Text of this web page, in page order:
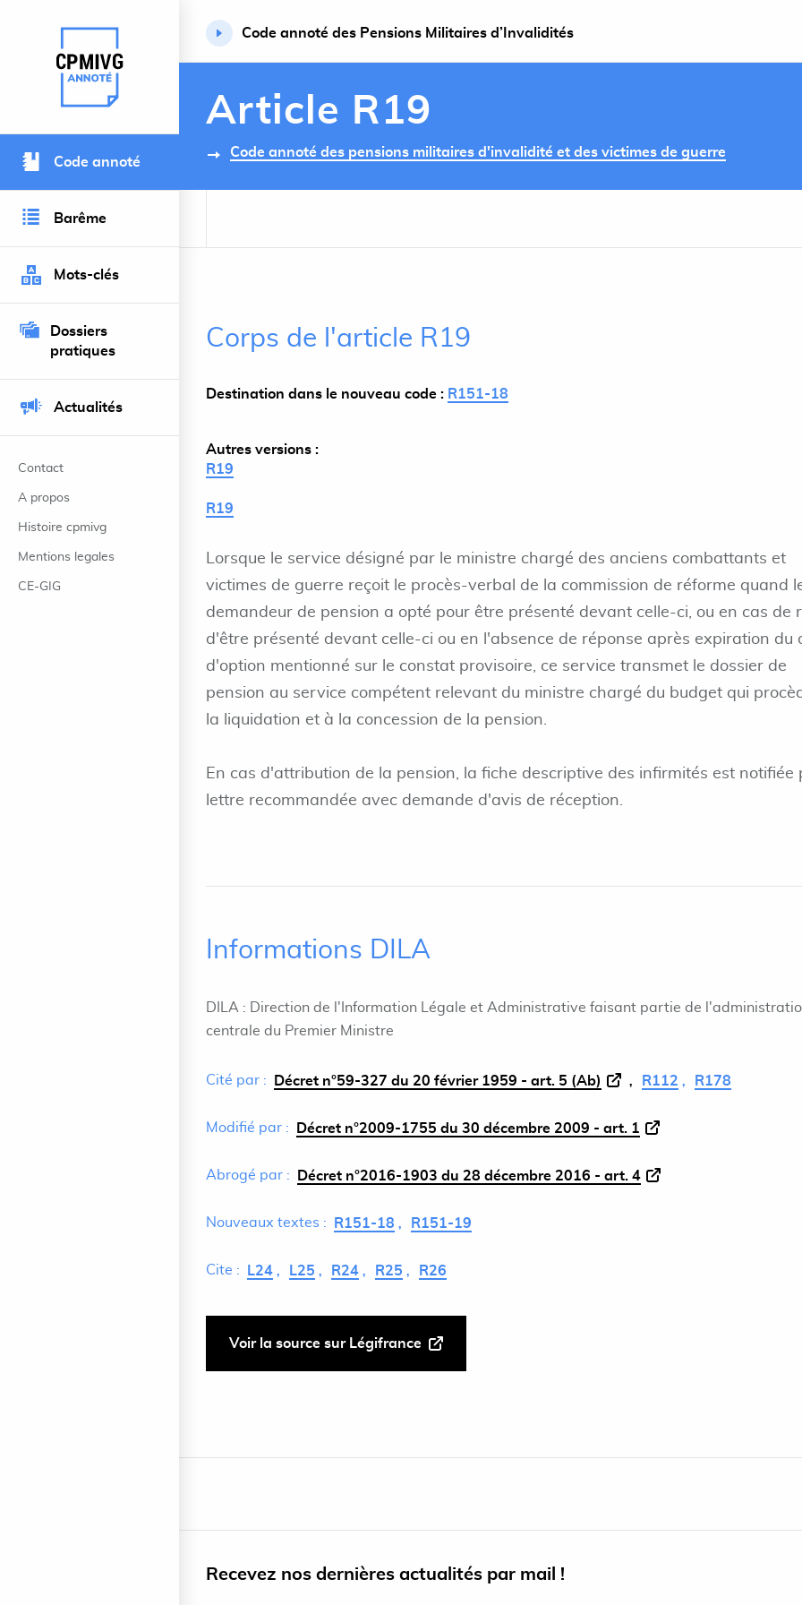
Retour à l’accueil du site
Code annoté
Barême
Mots-clés
Dossiers
pratiques
Actualités
Contact
A propos
Histoire cpmivg
Mentions legales
CE-GIG
Code annoté des Pensions Militaires d’Invalidités
Article R19
Code annoté des pensions militaires d'invalidité et des victimes de guerre
Corps de l'article R19
Destination dans le nouveau code : R151-18
Autres versions :
R19
R19
Lorsque le service désigné par le ministre chargé des anciens combattants et
victimes de guerre reçoit le procès-verbal de la commission de réforme quand
demandeur de pension a opté pour être présenté devant celle-ci, ou en cas de
d'être présenté devant celle-ci ou en l'absence de réponse après expiration du
d'option mentionné sur le constat provisoire, ce service transmet le dossier de
pension au service compétent relevant du ministre chargé du budget qui
la liquidation et à la concession de la pension.
En cas d'attribution de la pension, la fiche descriptive des infirmités est notifiée
lettre recommandée avec demande d'avis de réception.
Informations DILA
DILA : Direction de l'Information Légale et Administrative faisant partie de
centrale du Premier Ministre
Cité par : Décret n°59-327 du 20 février 1959 - art. 5 (Ab) R112 R178
Modifié par : Décret n°2009-1755 du 30 décembre 2009 - art. 1
Abrogé par : Décret n°2016-1903 du 28 décembre 2016 - art. 4
Nouveaux textes : R151-18 R151-19
Cite : L24 L25 R24 R25 R26
Voir la source sur Légifrance
Recevez nos dernières actualités par mail !